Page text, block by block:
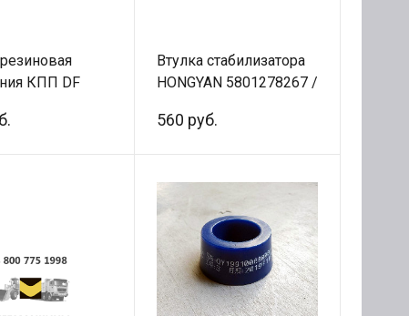
КПП DF
Втулка стабилизатора
HONGYAN 5801278267 /
560 руб.